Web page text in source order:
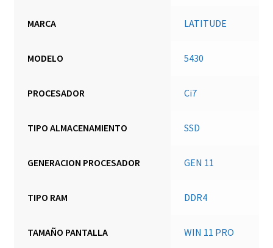
MARCA LATITUDE
MODELO 5430
PROCESADOR Ci7
TIPO ALMACENAMIENTO SSD
GENERACION PROCESADOR GEN 11
TIPO RAM DDR4
TAMAÑO PANTALLA WIN 11 PRO